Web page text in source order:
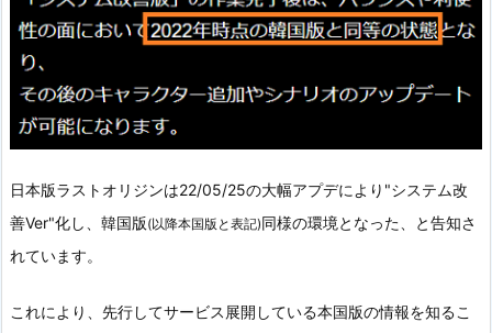
日本版ラストオリジンは22/05/25の大幅アプデにより"システム改
善Ver"化し、韓国版(以降本国版と表記)同様の環境となった、と告知さ
れています。
これにより、先行してサービス展開している本国版の情報を知るこ